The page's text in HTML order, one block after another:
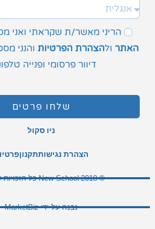
הריני מאשר/ת שקראתי ואני
האתר ולהצהרת הפרטיות והנני
דיוור פרסומי ופנייה
שלחו פרטים
ניו סקול
הצהרת נגישותתקנון
© 2018 New School כל הזכויות שמורות
נבנה על-ידי MarketBiz